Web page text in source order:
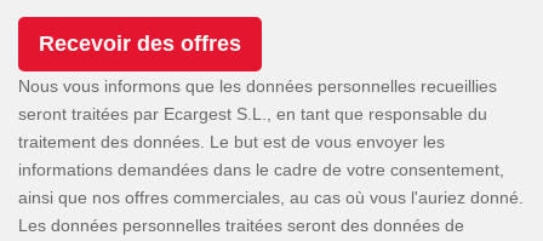
Nous vous informons que les données personnelles recueillies
seront traitées par Ecargest S.L., en tant que responsable du
traitement des données. Le but est de vous envoyer les
informations demandées dans le cadre de votre consentement,
ainsi que nos offres commerciales, au cas où vous l'auriez donné.
Les données personnelles traitées seront des données de